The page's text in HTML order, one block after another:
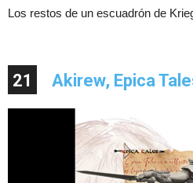
Los restos de un escuadrón de
21 Akirew, Epica